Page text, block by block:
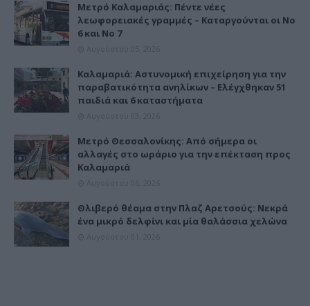
Μετρό Καλαμαριάς: Πέντε νέες
λεωφορειακές γραμμές – Καταργούνται οι Νο
6 και Νο 7
Καλαμαριά: Αστυνομική επιχείρηση για την
παραβατικότητα ανηλίκων – Ελέγχθηκαν 51
παιδιά και 6 καταστήματα
Μετρό Θεσσαλονίκης: Από σήμερα οι
αλλαγές στο ωράριο για την επέκταση προς
Καλαμαριά
Θλιβερό θέαμα στην Πλαζ Αρετσούς: Νεκρά
ένα μικρό δελφίνι και μία θαλάσσια χελώνα